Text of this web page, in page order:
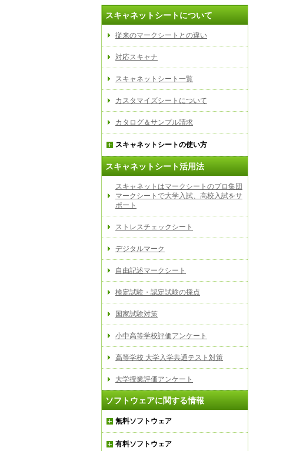
スキャネットシートについて
従来のマークシートとの違い
対応スキャナ
スキャネットシート一覧
カスタマイズシートについて
カタログ＆サンプル請求
スキャネットシートの使い方
スキャネットシート活用法
スキャネットはマークシートのプロ集団
マークシートで大学入試、高校入試をサ
ポート
ストレスチェックシート
デジタルマーク
自由記述マークシート
検定試験・認定試験の採点
国家試験対策
小中高等学校評価アンケート
高等学校 大学入学共通テスト対策
大学授業評価アンケート
ソフトウェアに関する情報
無料ソフトウェア
有料ソフトウェア